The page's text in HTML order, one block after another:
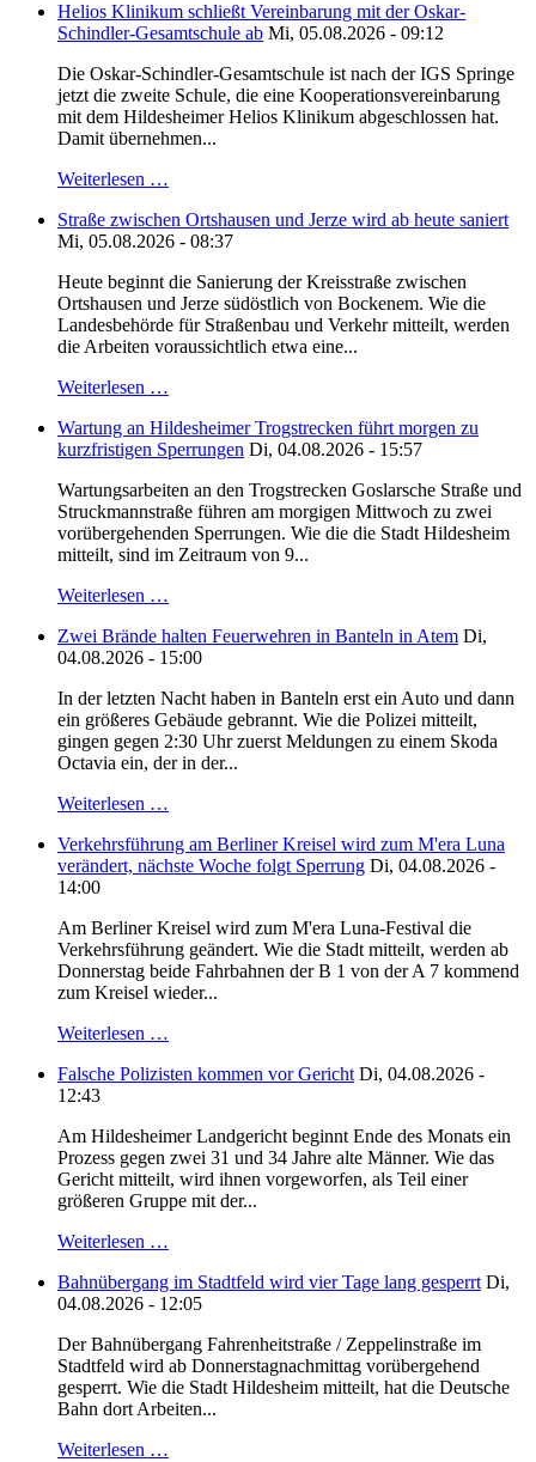
Helios Klinikum schließt Vereinbarung mit der Oskar-
Schindler-Gesamtschule ab Mi, 05.08.2026 - 09:12
Die Oskar-Schindler-Gesamtschule ist nach der IGS Springe
jetzt die zweite Schule, die eine Kooperationsvereinbarung
mit dem Hildesheimer Helios Klinikum abgeschlossen hat.
Damit übernehmen...
Weiterlesen …
Straße zwischen Ortshausen und Jerze wird ab heute saniert
Mi, 05.08.2026 - 08:37
Heute beginnt die Sanierung der Kreisstraße zwischen
Ortshausen und Jerze südöstlich von Bockenem. Wie die
Landesbehörde für Straßenbau und Verkehr mitteilt, werden
die Arbeiten voraussichtlich etwa eine...
Weiterlesen …
Wartung an Hildesheimer Trogstrecken führt morgen zu
kurzfristigen Sperrungen Di, 04.08.2026 - 15:57
Wartungsarbeiten an den Trogstrecken Goslarsche Straße und
Struckmannstraße führen am morgigen Mittwoch zu zwei
vorübergehenden Sperrungen. Wie die die Stadt Hildesheim
mitteilt, sind im Zeitraum von 9...
Weiterlesen …
Zwei Brände halten Feuerwehren in Banteln in Atem Di,
04.08.2026 - 15:00
In der letzten Nacht haben in Banteln erst ein Auto und dann
ein größeres Gebäude gebrannt. Wie die Polizei mitteilt,
gingen gegen 2:30 Uhr zuerst Meldungen zu einem Skoda
Octavia ein, der in der...
Weiterlesen …
Verkehrsführung am Berliner Kreisel wird zum M'era Luna
verändert, nächste Woche folgt Sperrung Di, 04.08.2026 -
14:00
Am Berliner Kreisel wird zum M'era Luna-Festival die
Verkehrsführung geändert. Wie die Stadt mitteilt, werden ab
Donnerstag beide Fahrbahnen der B 1 von der A 7 kommend
zum Kreisel wieder...
Weiterlesen …
Falsche Polizisten kommen vor Gericht Di, 04.08.2026 -
12:43
Am Hildesheimer Landgericht beginnt Ende des Monats ein
Prozess gegen zwei 31 und 34 Jahre alte Männer. Wie das
Gericht mitteilt, wird ihnen vorgeworfen, als Teil einer
größeren Gruppe mit der...
Weiterlesen …
Bahnübergang im Stadtfeld wird vier Tage lang gesperrt Di,
04.08.2026 - 12:05
Der Bahnübergang Fahrenheitstraße / Zeppelinstraße im
Stadtfeld wird ab Donnerstagnachmittag vorübergehend
gesperrt. Wie die Stadt Hildesheim mitteilt, hat die Deutsche
Bahn dort Arbeiten...
Weiterlesen …